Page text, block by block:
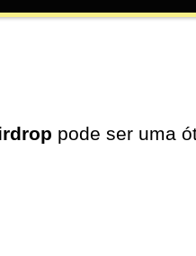
pode ser uma